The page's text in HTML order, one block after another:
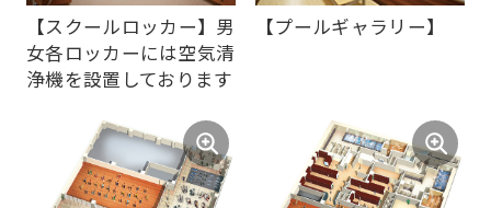
【スクールロッカー】男
女各ロッカーには空気清
浄機を設置しております
【プールギャラリー】
to
However,